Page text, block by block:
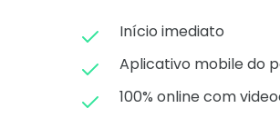
Início imediato
Aplicativo mobile do
100% online com